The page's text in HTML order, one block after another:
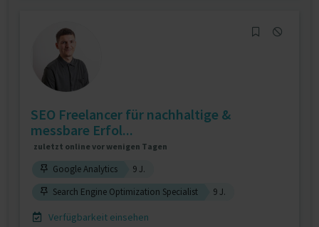
SEO Freelancer für nachhaltige &
messbare Erfol...
zuletzt online vor wenigen Tagen
Google Analytics
9 J.
Search Engine Optimization Specialist
9 J.
Verfügbarkeit einsehen